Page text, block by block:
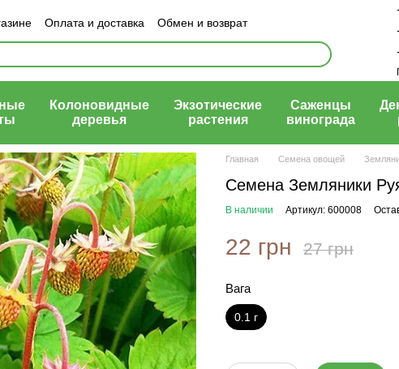
Оплата и доставка
Обмен и возврат
договор (оферта)
Колоновидные
деревья
Экзотические
растения
Саженцы
винограда
Главная Семена овощей
Семена Земляники
В наличии Артикул: 600008
22 грн 27 грн
Вага
0.1 г